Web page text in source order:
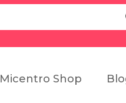
Micentro Shop